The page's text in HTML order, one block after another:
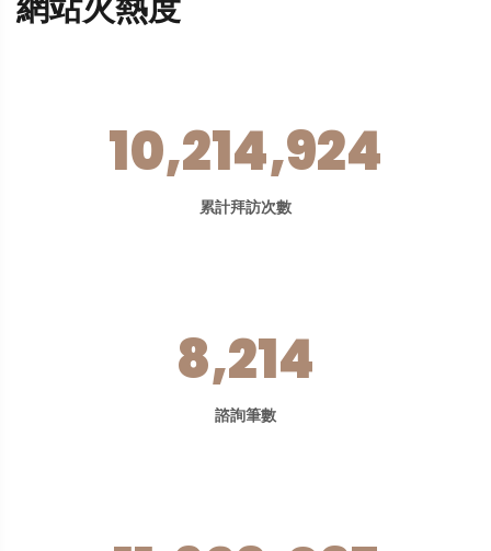
10,214,924
累計拜訪次數
8,214
諮詢筆數